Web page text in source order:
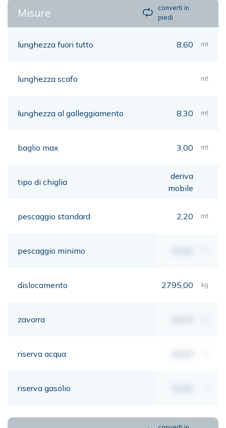
Misure
converti in
piedi
lunghezza fuori tutto 8,60 mt
lunghezza scafo mt
lunghezza al galleggiamento 8,30 mt
baglio max 3,00 mt
tipo di chiglia
deriva
mobile
pescaggio standard 2,20 mt
pescaggio minimo
dislocamento 2795,00 kg
zavorra
riserva acqua
riserva gasolio